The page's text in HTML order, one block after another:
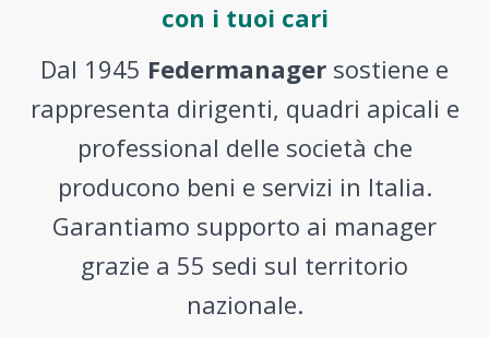
con i tuoi cari
Dal 1945 Federmanager sostiene e
rappresenta dirigenti, quadri apicali e
professional delle società che
producono beni e servizi in Italia.
Garantiamo supporto ai manager
grazie a 55 sedi sul territorio
nazionale.